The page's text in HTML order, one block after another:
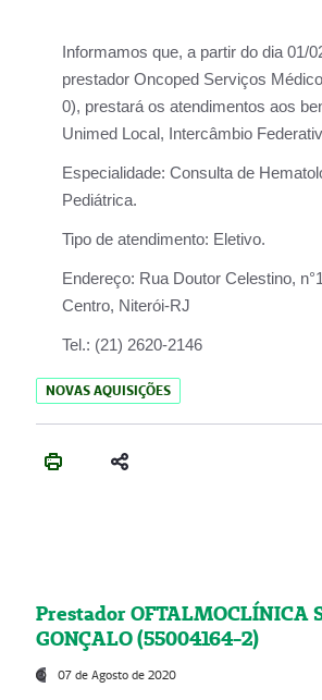
Informamos que, a partir do dia 01/
prestador Oncoped Serviços
0), prestará os atendimentos aos
Unimed Local, Intercâmbio
Especialidade: Consulta de
Pediátrica.
Tipo de atendimento: Eletivo.
Endereço: Rua Doutor Celestino,
Centro, Niterói-RJ
Tel.: (21) 2620-2146
NOVAS AQUISIÇÕES
Prestador OFTALMOCLÍNICA
GONÇALO (55004164-2)
07 de Agosto de 2020